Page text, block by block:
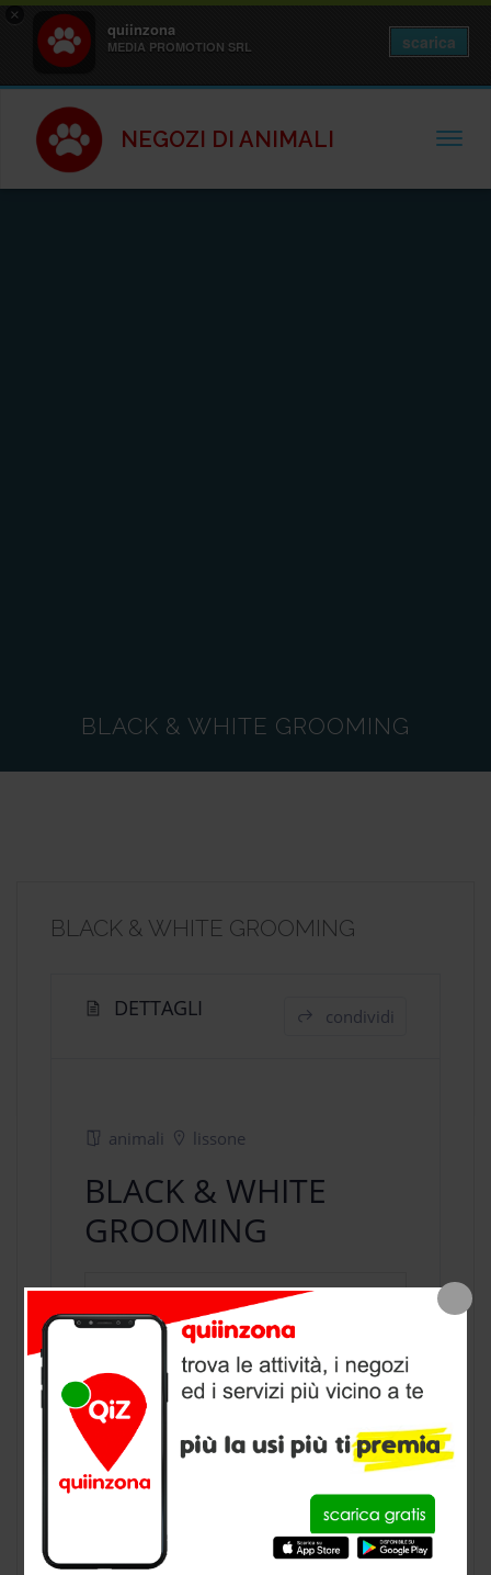
×
quiinzona
MEDIA PROMOTION SRL scarica
NEGOZI DI ANIMALI
BLACK & WHITE GROOMING
BLACK & WHITE GROOMING
DETTAGLI condividi
animali lissone
BLACK & WHITE
GROOMING
a Lissone, provincia
di Monza Brianza
CONTATTI
usa gratis quiinzona e :